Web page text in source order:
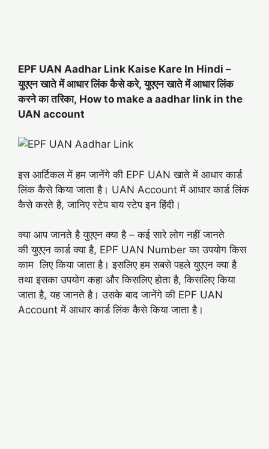
EPF UAN Aadhar Link Kaise Kare In Hindi –
युएएन खाते में आधार लिंक कैसे करे, युएएन खाते में आधार लिंक
करने का तरिका, How to make a aadhar link in the
UAN account
इस आर्टिकल में हम जानेंगे की EPF UAN खाते में आधार कार्ड
लिंक कैसे किया जाता है। UAN Account में आधार कार्ड लिंक
कैसे करते है, जानिए स्टेप बाय स्टेप इन हिंदी।
क्या आप जानते है युएएन क्या है – कई सारे लोग नहीं जानते
की युएएन कार्ड क्या है, EPF UAN Number का उपयोग किस
काम लिए किया जाता है। इसलिए हम सबसे पहले युएएन क्या है
तथा इसका उपयोग कहा और किसलिए होता है, किसलिए किया
जाता है, यह जानते है। उसके बाद जानेंगे की EPF UAN
Account में आधार कार्ड लिंक कैसे किया जाता है।